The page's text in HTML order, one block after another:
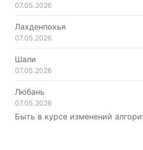
07.05.2026
Лахденпохья
07.05.2026
Шали
07.05.2026
Любань
07.05.2026
Быть в курсе изменений